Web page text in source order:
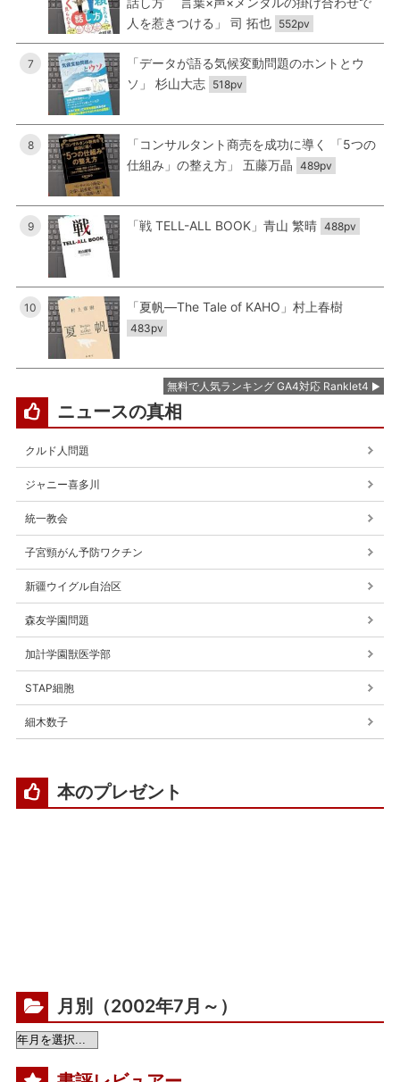
人を惹きつける」 司 拓也 552pv
7
「データが語る気候変動問題のホントとウ
ソ」 杉山大志 518pv
8
「コンサルタント商売を成功に導く 「5つの
仕組み」の整え方」 五藤万晶 489pv
9 「戦 TELL-ALL BOOK」青山 繁晴 488pv
10 「夏帆―The Tale of KAHO」村上春樹
483pv
無料で人気ランキング GA4対応 Ranklet4
ニュースの真相
クルド人問題
ジャニー喜多川
統一教会
子宮頸がん予防ワクチン
新疆ウイグル自治区
森友学園問題
加計学園獣医学部
STAP細胞
細木数子
本のプレゼント
月別（2002年7月～）